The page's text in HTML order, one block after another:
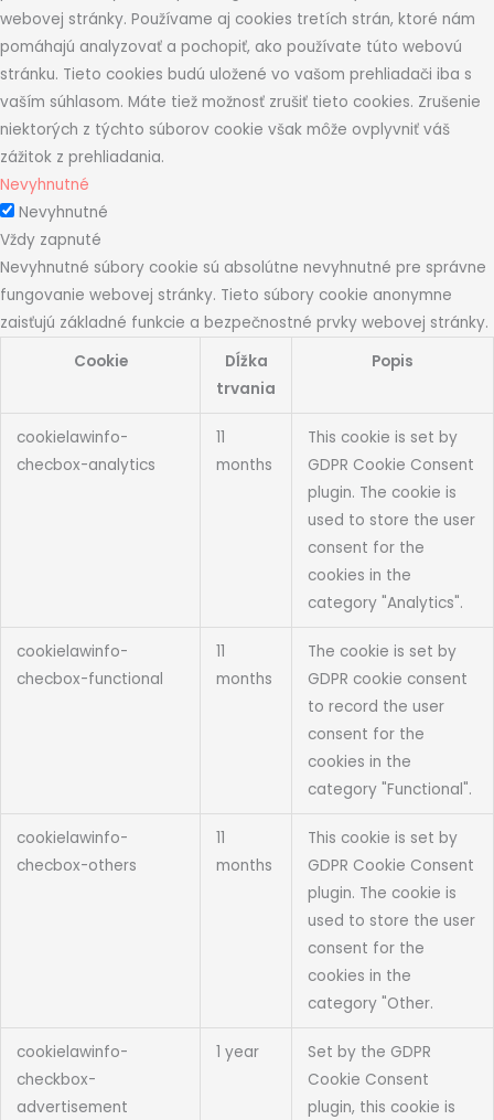
webovej stránky. Používame aj cookies tretích strán, ktoré nám
pomáhajú analyzovať a pochopiť, ako používate túto webovú
stránku. Tieto cookies budú uložené vo vašom prehliadači iba s
vaším súhlasom. Máte tiež možnosť zrušiť tieto cookies. Zrušenie
niektorých z týchto súborov cookie však môže ovplyvniť váš
zážitok z prehliadania.
Nevyhnutné
Nevyhnutné
Vždy zapnuté
Nevyhnutné súbory cookie sú absolútne nevyhnutné pre správne
fungovanie webovej stránky. Tieto súbory cookie anonymne
zaisťujú základné funkcie a bezpečnostné prvky webovej stránky.
Cookie
Dĺžka
trvania
Popis
cookielawinfo-
checbox-analytics
11
months
This cookie is set by
GDPR Cookie Consent
plugin. The cookie is
used to store the user
consent for the
cookies in the
category "Analytics".
cookielawinfo-
checbox-functional
11
months
The cookie is set by
GDPR cookie consent
to record the user
consent for the
cookies in the
category "Functional".
cookielawinfo-
checbox-others
11
months
This cookie is set by
GDPR Cookie Consent
plugin. The cookie is
used to store the user
consent for the
cookies in the
category "Other.
cookielawinfo-
checkbox-
advertisement
1 year
Set by the GDPR
Cookie Consent
plugin, this cookie is